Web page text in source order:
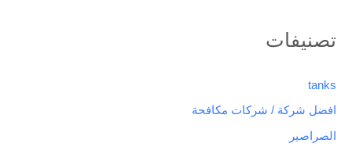
تصنيفات
tanks
افضل شركة / شركات مكافحة
الصراصير